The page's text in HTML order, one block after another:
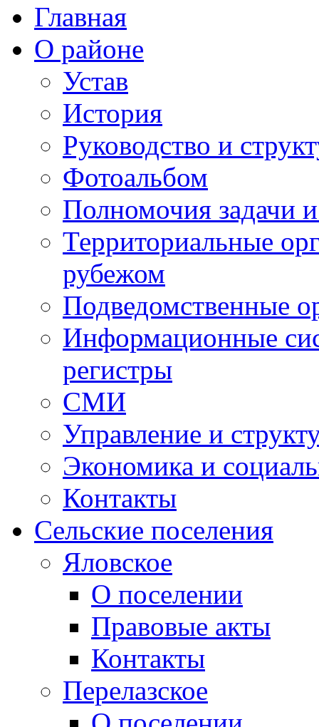
Главная
О районе
Устав
История
Руководство и
Фотоальбом
Полномочия задачи
Территориальные
рубежом
Подведомственные
Информационные
регистры
СМИ
Управление и
Экономика и
Контакты
Сельские поселения
Яловское
О поселении
Правовые акты
Контакты
Перелазское